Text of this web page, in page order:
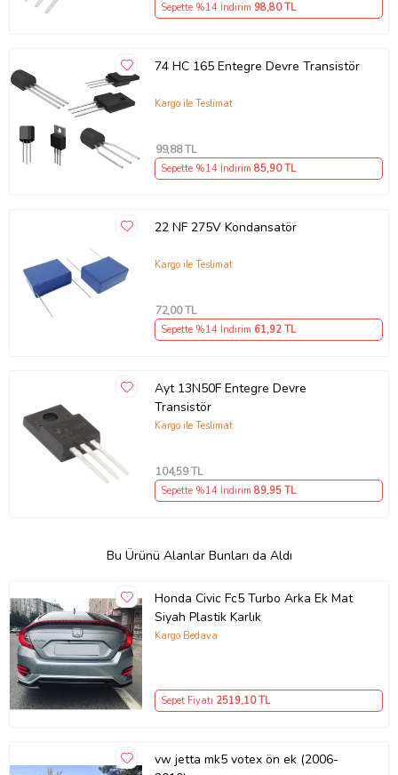
Sepette %14 İndirim 98,80 TL
74 HC 165 Entegre Devre Transistör
Kargo ile Teslimat
99,88 TL
Sepette %14 İndirim 85,90 TL
22 NF 275V Kondansatör
Kargo ile Teslimat
72,00 TL
Sepette %14 İndirim 61,92 TL
Ayt 13N50F Entegre Devre
Transistör
Kargo ile Teslimat
104,59 TL
Sepette %14 İndirim 89,95 TL
Bu Ürünü Alanlar Bunları da Aldı
Honda Civic Fc5 Turbo Arka Ek Mat
Siyah Plastik Karlık
Kargo Bedava
Sepet Fiyatı 2519,10 TL
vw jetta mk5 votex ön ek (2006-